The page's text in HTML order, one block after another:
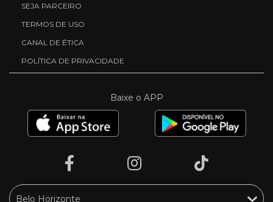
SEJA PARCEIRO
TERMOS DE USO
CANAL DE ÉTICA
POLÍTICA DE PRIVACIDADE
Baixe o APP